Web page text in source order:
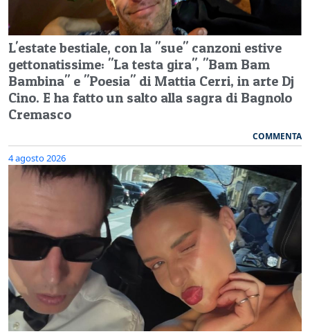
L'estate bestiale, con la "sue" canzoni estive
gettonatissime: "La testa gira", "Bam Bam
Bambina" e "Poesia" di Mattia Cerri, in arte Dj
Cino. E ha fatto un salto alla sagra di Bagnolo
Cremasco
COMMENTA
4 agosto 2026